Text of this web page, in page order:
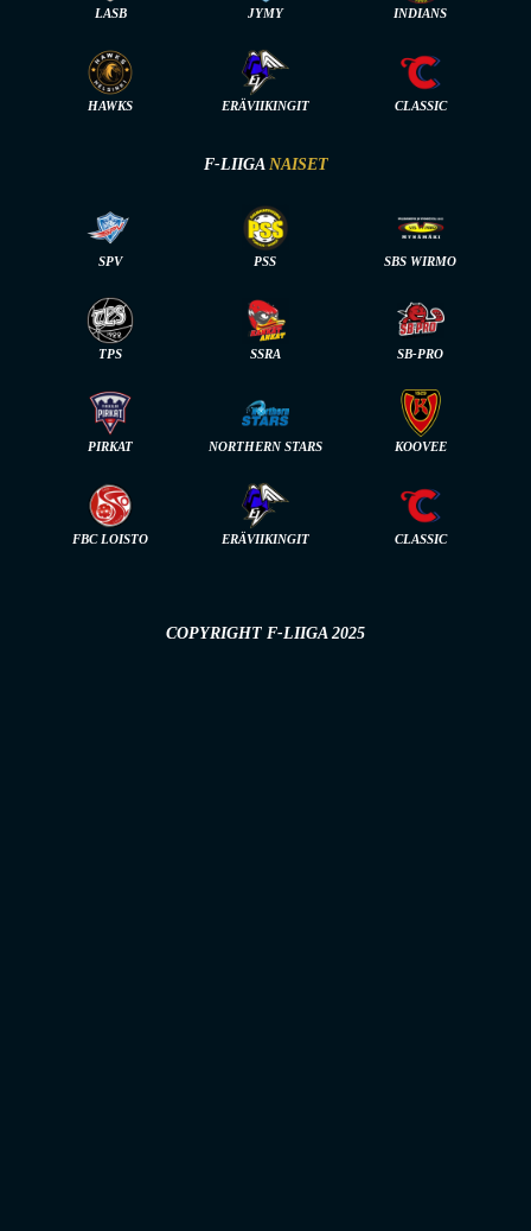
LASB JYMY INDIANS
HAWKS ERÄVIIKINGIT CLASSIC
F-LIIGA NAISET
SPV PSS SBS WIRMO
TPS SSRA SB-PRO
PIRKAT NORTHERN STARS KOOVEE
FBC LOISTO ERÄVIIKINGIT CLASSIC
COPYRIGHT F-LIIGA 2025